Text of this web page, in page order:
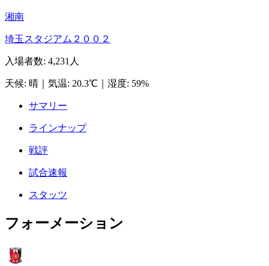
湘南
埼玉スタジアム２００２
入場者数: 4,231人
天候: 晴 気温: 20.3℃ 湿度: 59%
サマリー
ラインナップ
戦評
試合速報
スタッツ
フォーメーション